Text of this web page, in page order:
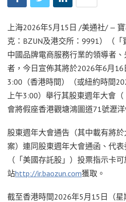
上海2026年5月15日 /美通社/ —
克：BZUN及港交所：9991）（「
中國品牌電商服務行業的領導者
者，今日宣佈其將於2026年6月
3:00（香港時間）（或紐約時間
上午3:00）舉行其股東週年大會
會將假座香港觀塘鴻圖道71號瀝洋
股東週年大會通告（其中載有將
案）連同股東週年大會通函、代
（「美國存託股」）投票指示卡
站http://ir.baozun.com獲取。
截至香港時間2026年5月15日（